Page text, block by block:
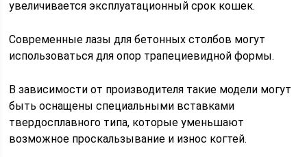
увеличивается эксплуатационный срок кошек.
Современные лазы для бетонных столбов могут
использоваться для опор трапециевидной формы.
В зависимости от производителя такие модели могут
быть оснащены специальными вставками
твердосплавного типа, которые уменьшают
возможное проскальзывание и износ когтей.